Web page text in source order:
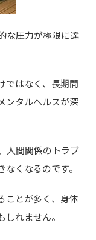
な圧力が極限に達
ではなく、長期間
ンタルヘルスが深
人間関係のトラブ
くなるのです。
ことが多く、身体
れません。